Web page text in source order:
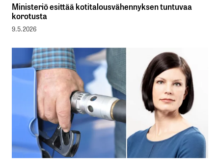
Ministeriö esittää kotitalousvähennyksen tuntuvaa
korotusta
9.5.2026